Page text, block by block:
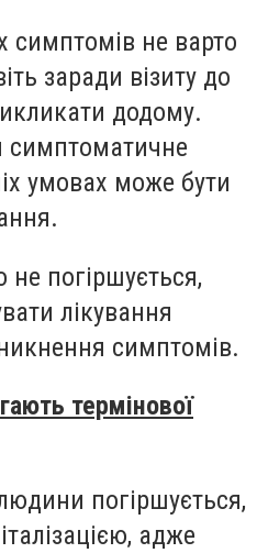
не варто
заради візиту до
додому.
симптоматичне
умовах може бути
погіршується,
лікування
симптомів.
термінової
погіршується,
адже